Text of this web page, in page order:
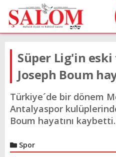
Süper Lig'in
Joseph Boum
Türkiye´de bir dönem
Antalyaspor
Boum hayatını kaybetti.
Spor